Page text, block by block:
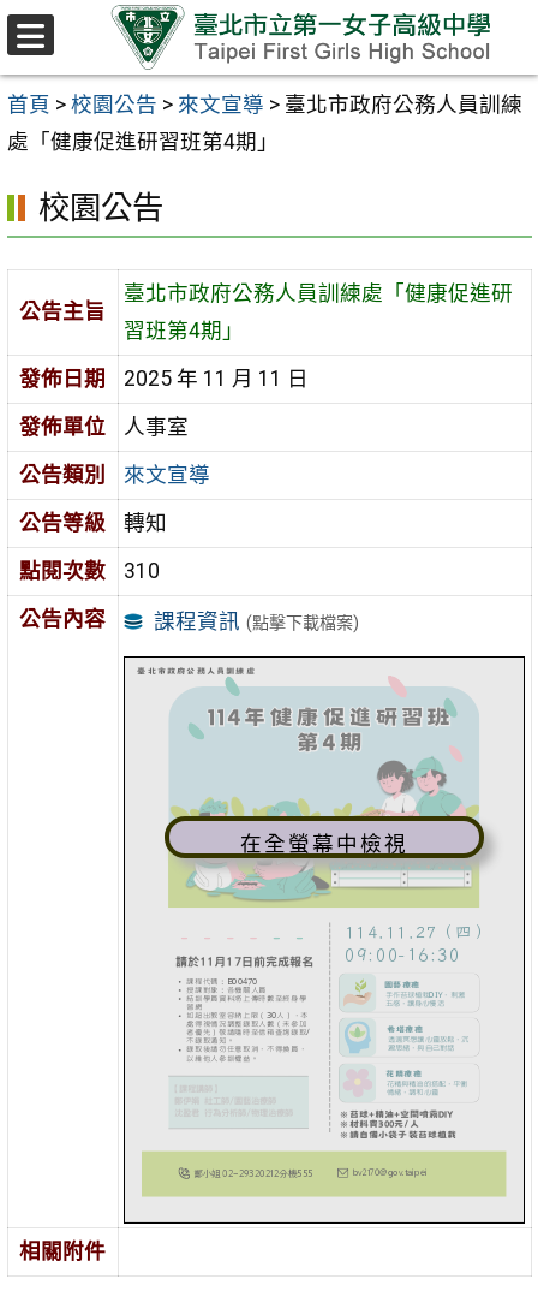
跳至主要內容區
首頁 > 校園公告 > 來文宣導 > 臺北市政府公務人員訓練
處「健康促進研習班第4期」
校園公告
公告主旨
臺北市政府公務人員訓練處「健康促進研
習班第4期」
發佈日期
2025 年 11 月 11 日
發佈單位
人事室
公告類別
來文宣導
公告等級
轉知
點閱次數
310
公告內容
課程資訊 (點擊下載檔案)
在全螢幕中檢視
相關附件
選
單